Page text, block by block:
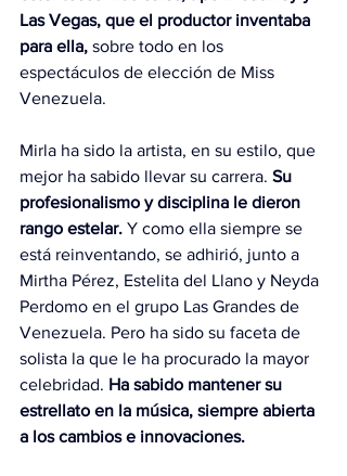
Las Vegas, que el productor inventaba
para ella, sobre todo en los
espectáculos de elección de Miss
Venezuela.
Mirla ha sido la artista, en su estilo, que
mejor ha sabido llevar su carrera. Su
profesionalismo y disciplina le dieron
rango estelar. Y como ella siempre se
está reinventando, se adhirió, junto a
Mirtha Pérez, Estelita del Llano y Neyda
Perdomo en el grupo Las Grandes de
Venezuela. Pero ha sido su faceta de
solista la que le ha procurado la mayor
celebridad. Ha sabido mantener su
estrellato en la música, siempre abierta
a los cambios e innovaciones.